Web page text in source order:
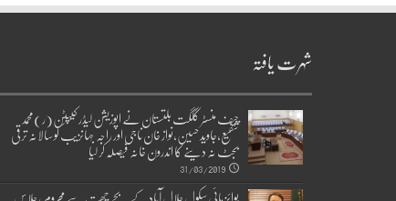
شہرت یافتہ
چیف منسٹر گلگت بلتستان نے اپوزیشن لیڈر کیپٹن(ر)محمد
شفیع،جاوید حسین،نواز خان ناجی اور راجہ جہانزیب کو سالانہ ترقی
بجٹ نہ دینے کا اندرون خانہ فیصلہ کر لیا
31/03/2019